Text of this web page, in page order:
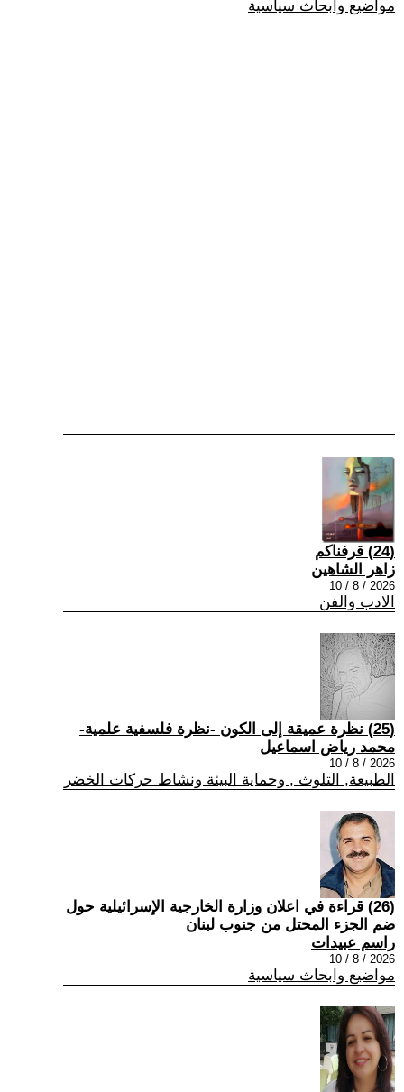
مواضيع وابحاث سياسية
(24) قرفناكم
زاهر الشاهين
2026 / 8 / 10
الادب والفن
(25) نظرة عميقة إلى الكون -نظرة فلسفية علمية-
محمد رياض اسماعيل
2026 / 8 / 10
الطبيعة, التلوث , وحماية البيئة ونشاط حركات الخضر
(26) قراءة في اعلان وزارة الخارجية الإسرائيلية حول
ضم الجزء المحتل من جنوب لبنان
راسم عبيدات
2026 / 8 / 10
مواضيع وابحاث سياسية